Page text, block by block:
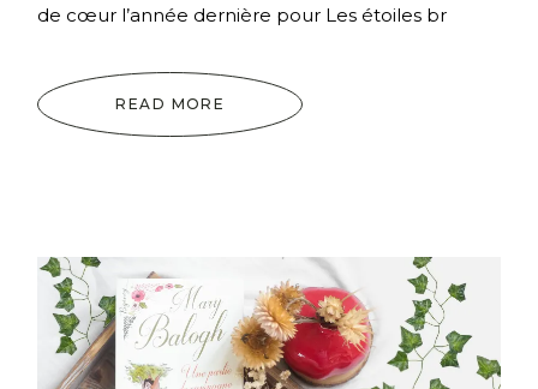
de cœur l’année dernière pour Les étoiles br
READ MORE